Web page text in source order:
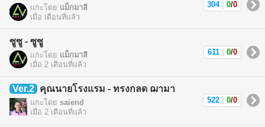
แกะโดย แม็กมาลี
เมื่อ เดือนที่แล้ว
304 0/0
ซูซู - ซูซู
แกะโดย แม็กมาลี
เมื่อ 2 เดือนที่แล้ว
611 0/0
Ver.2 คุณนายโรงแรม - ทรงกลด ฌามา
แกะโดย saiend
เมื่อ 2 เดือนที่แล้ว
522 0/0